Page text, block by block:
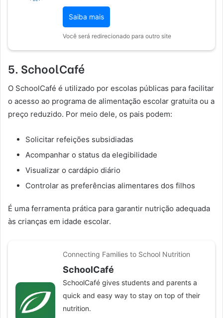
Saiba mais
Você será redirecionado para outro site
5. SchoolCafé
O SchoolCafé é utilizado por escolas públicas para facilitar
o acesso ao programa de alimentação escolar gratuita ou a
preço reduzido. Por meio dele, os pais podem:
Solicitar refeições subsidiadas
Acompanhar o status da elegibilidade
Visualizar o cardápio diário
Controlar as preferências alimentares dos filhos
É uma ferramenta prática para garantir nutrição adequada
às crianças em idade escolar.
Connecting Families to School Nutrition
SchoolCafé
SchoolCafé gives students and parents a
quick and easy way to stay on top of their
nutrition.